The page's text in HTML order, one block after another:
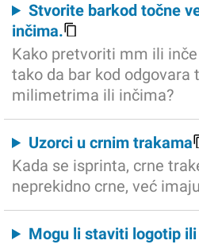
Stvorite barkod točne
inčima.
Kako pretvoriti mm ili
tako da bar kod odgovara
milimetrima ili inčima?
Uzorci u crnim trakama
Kada se isprinta, crne
neprekidno crne, već
Mogu li staviti logotip